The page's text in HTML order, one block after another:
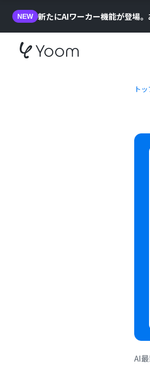
NEW 新たにAIワーカー機能が登場
ト
AI